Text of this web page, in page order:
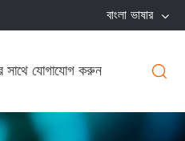
বাংলা ভাষার
সাথে যোগাযোগ করুন 